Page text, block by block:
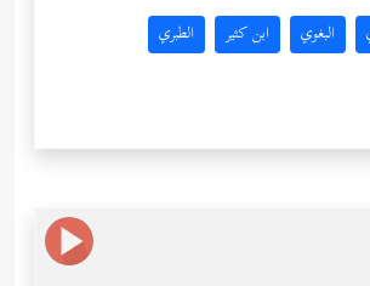
البغوي ابن كثير الطبري